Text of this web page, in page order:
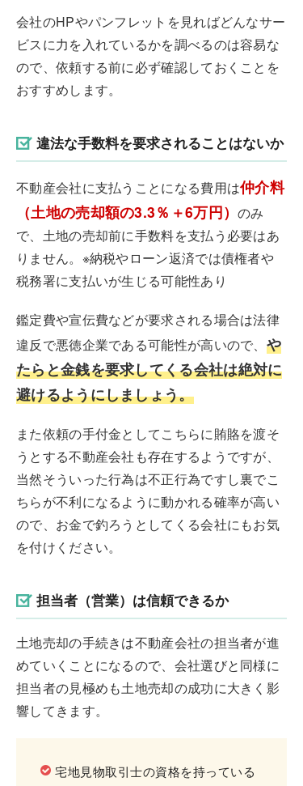
会社のHPやパンフレットを見ればどんなサー
ビスに力を入れているかを調べるのは容易な
ので、依頼する前に必ず確認しておくことを
おすすめします。
違法な手数料を要求されることはないか
不動産会社に支払うことになる費用は仲介料
（土地の売却額の3.3％＋6万円）のみ
で、土地の売却前に手数料を支払う必要はあ
りません。※納税やローン返済では債権者や
税務署に支払いが生じる可能性あり
鑑定費や宣伝費などが要求される場合は法律
違反で悪徳企業である可能性が高いので、 や
たらと金銭を要求してくる会社は絶対に
避けるようにしましょう。
また依頼の手付金としてこちらに賄賂を渡そ
うとする不動産会社も存在するようですが、
当然そういった行為は不正行為ですし裏でこ
ちらが不利になるように動かれる確率が高い
ので、お金で釣ろうとしてくる会社にもお気
を付けください。
担当者（営業）は信頼できるか
土地売却の手続きは不動産会社の担当者が進
めていくことになるので、会社選びと同様に
担当者の見極めも土地売却の成功に大きく影
響してきます。
宅地見物取引士の資格を持っている